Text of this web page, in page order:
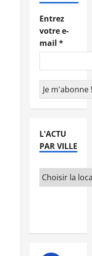
Entrez
votre e-
mail *
L'ACTU
PAR VILLE